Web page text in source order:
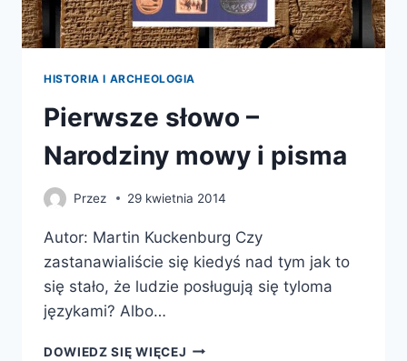
HISTORIA I ARCHEOLOGIA
Pierwsze słowo –
Narodziny mowy i pisma
Przez 29 kwietnia 2014
Autor: Martin Kuckenburg Czy
zastanawialiście się kiedyś nad tym jak to
się stało, że ludzie posługują się tyloma
językami? Albo…
DOWIEDZ SIĘ WIĘCEJ PIERWSZE